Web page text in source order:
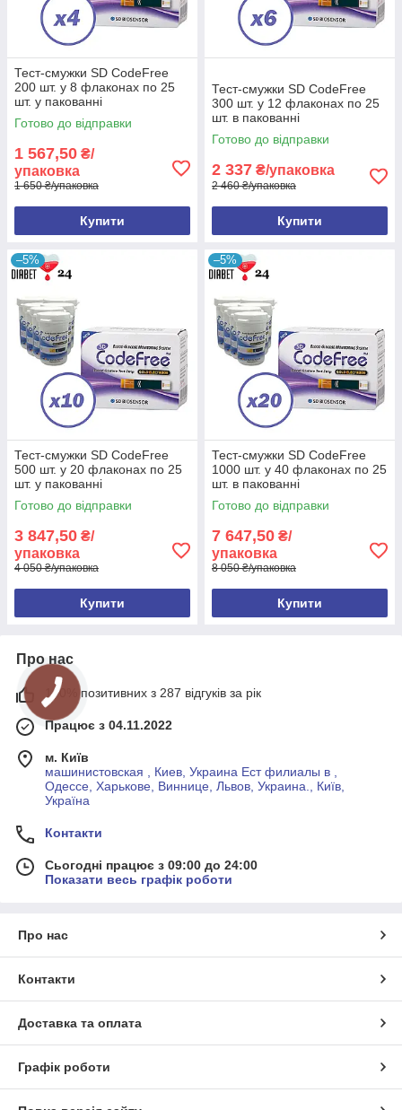
Тест-смужки SD CodeFree
200 шт. у 8 флаконах по 25
шт. у пакованні
Готово до відправки
1 567,50 ₴/
упаковка
1 650 ₴/упаковка
Купити
Тест-смужки SD CodeFree
300 шт. у 12 флаконах по 25
шт. в пакованні
Готово до відправки
2 337 ₴/упаковка
2 460 ₴/упаковка
Купити
–5%
Тест-смужки SD CodeFree
500 шт. у 20 флаконах по 25
шт. у пакованні
Готово до відправки
3 847,50 ₴/
упаковка
4 050 ₴/упаковка
Купити
–5%
Тест-смужки SD CodeFree
1000 шт. у 40 флаконах по 25
шт. в пакованні
Готово до відправки
7 647,50 ₴/
упаковка
8 050 ₴/упаковка
Купити
Про нас
100% позитивних з 287 відгуків за рік
Працює з 04.11.2022
м. Київ
машинистовская , Киев, Украина Ест филиалы в ,
Одессе, Харькове, Виннице, Львов, Украина., Київ,
Україна
Контакти
Сьогодні працює з 09:00 до 24:00
Показати весь графік роботи
Про нас
Контакти
Доставка та оплата
Графік роботи